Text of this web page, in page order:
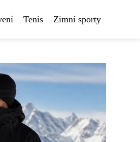
Tenis Zimní sporty